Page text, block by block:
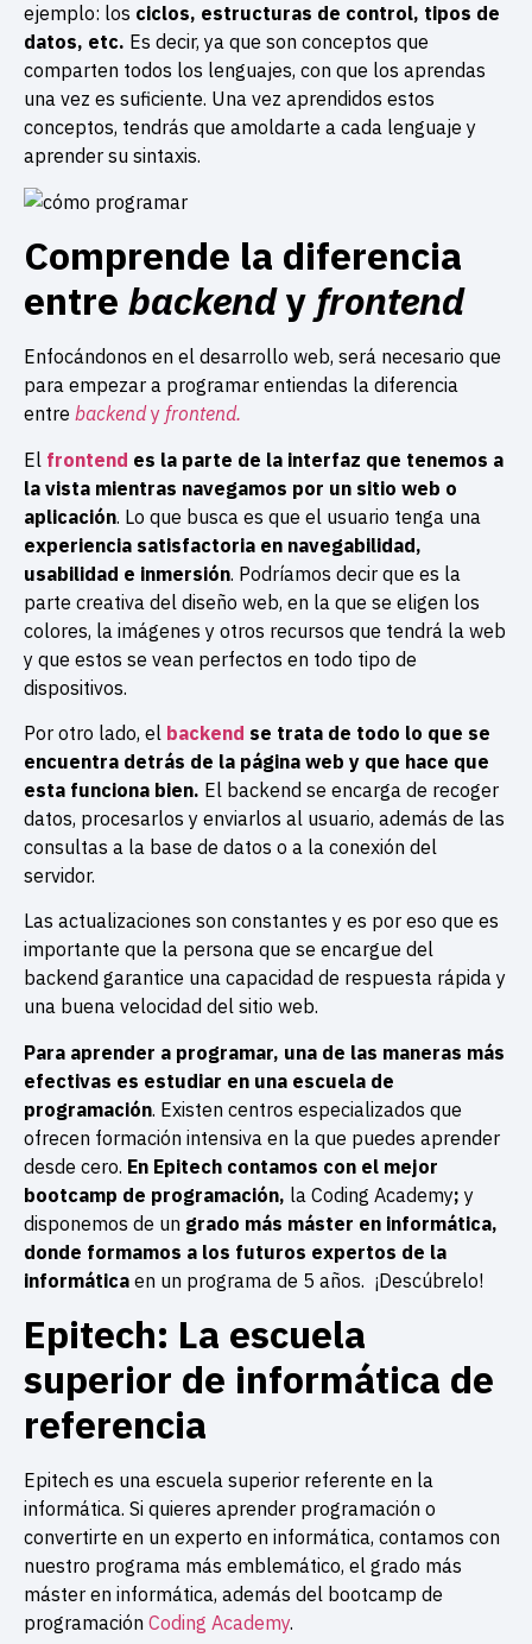
ejemplo: los ciclos, estructuras de control, tipos de
datos, etc. Es decir, ya que son conceptos que
comparten todos los lenguajes, con que los aprendas
una vez es suficiente. Una vez aprendidos estos
conceptos, tendrás que amoldarte a cada lenguaje y
aprender su sintaxis.
Comprende la diferencia
entre backendy frontend
Enfocándonos en el desarrollo web, será necesario que
para empezar a programar entiendas la diferencia
entre backendy frontend.
El frontend es la parte de la interfaz que tenemos a
la vista mientras navegamos por un sitio web o
aplicación. Lo que busca es que el usuario tenga una
experiencia satisfactoria en navegabilidad,
usabilidad e inmersión. Podríamos decir que es la
parte creativa del diseño web, en la que se eligen los
colores, la imágenes y otros recursos que tendrá la web
y que estos se vean perfectos en todo tipo de
dispositivos.
Por otro lado, el backend se trata de todo lo que se
encuentra detrás de la página web y que hace que
esta funciona bien. El backend se encarga de recoger
datos, procesarlos y enviarlos al usuario, además de las
consultas a la base de datos o a la conexión del
servidor.
Las actualizaciones son constantes y es por eso que es
importante que la persona que se encargue del
backend garantice una capacidad de respuesta rápida y
una buena velocidad del sitio web.
Para aprender a programar, una de las maneras más
efectivas es estudiar en una escuela de
programación. Existen centros especializados que
ofrecen formación intensiva en la que puedes aprender
desde cero. En Epitech contamos con el mejor
bootcamp de programación, la Coding Academy; y
disponemos de un grado más máster en informática,
donde formamos a los futuros expertos de la
informática en un programa de 5 años. ¡Descúbrelo!
Epitech: La escuela
superior de informática de
referencia
Epitech es una escuela superior referente en la
informática. Si quieres aprender programación o
convertirte en un experto en informática, contamos con
nuestro programa más emblemático, el grado más
máster en informática, además del bootcamp de
programación Coding Academy.